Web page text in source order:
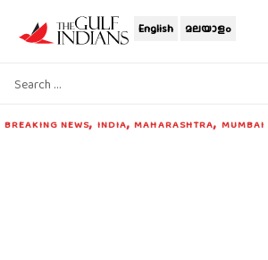
English മലയാളം
BREAKING NEWS, INDIA,MAHARASHTRA, MUMBAI